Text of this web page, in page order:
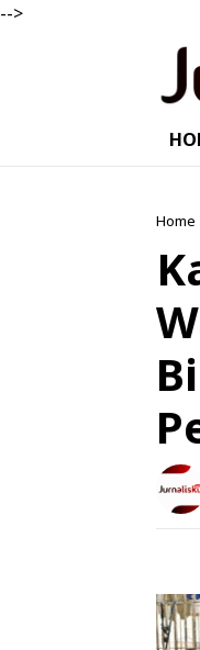
-->
Home